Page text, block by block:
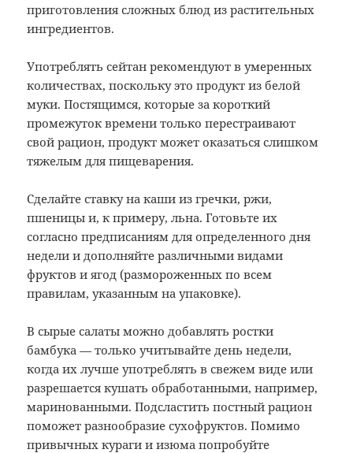
приготовления сложных блюд из растительных
ингредиентов.
Употреблять сейтан рекомендуют в умеренных
количествах, поскольку это продукт из белой
муки. Постящимся, которые за короткий
промежуток времени только перестраивают
свой рацион, продукт может оказаться слишком
тяжелым для пищеварения.
Сделайте ставку на каши из гречки, ржи,
пшеницы и, к примеру, льна. Готовьте их
согласно предписаниям для определенного дня
недели и дополняйте различными видами
фруктов и ягод (размороженных по всем
правилам, указанным на упаковке).
В сырые салаты можно добавлять ростки
бамбука — только учитывайте день недели,
когда их лучше употреблять в свежем виде или
разрешается кушать обработанными, например,
маринованными. Подсластить постный рацион
поможет разнообразие сухофруктов. Помимо
привычных кураги и изюма попробуйте